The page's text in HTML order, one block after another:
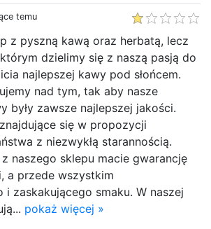
temu
z pyszną kawą oraz herbatą, lecz
dzielimy się z naszą pasją do
najlepszej kawy pod słońcem.
nad tym, tak aby nasze
były zawsze najlepszej jakości.
się w propozycji
z niezwykłą starannością.
naszego sklepu macie gwarancję
a przede wszystkim
i zaskakującego smaku. W naszej
pokaż więcej »